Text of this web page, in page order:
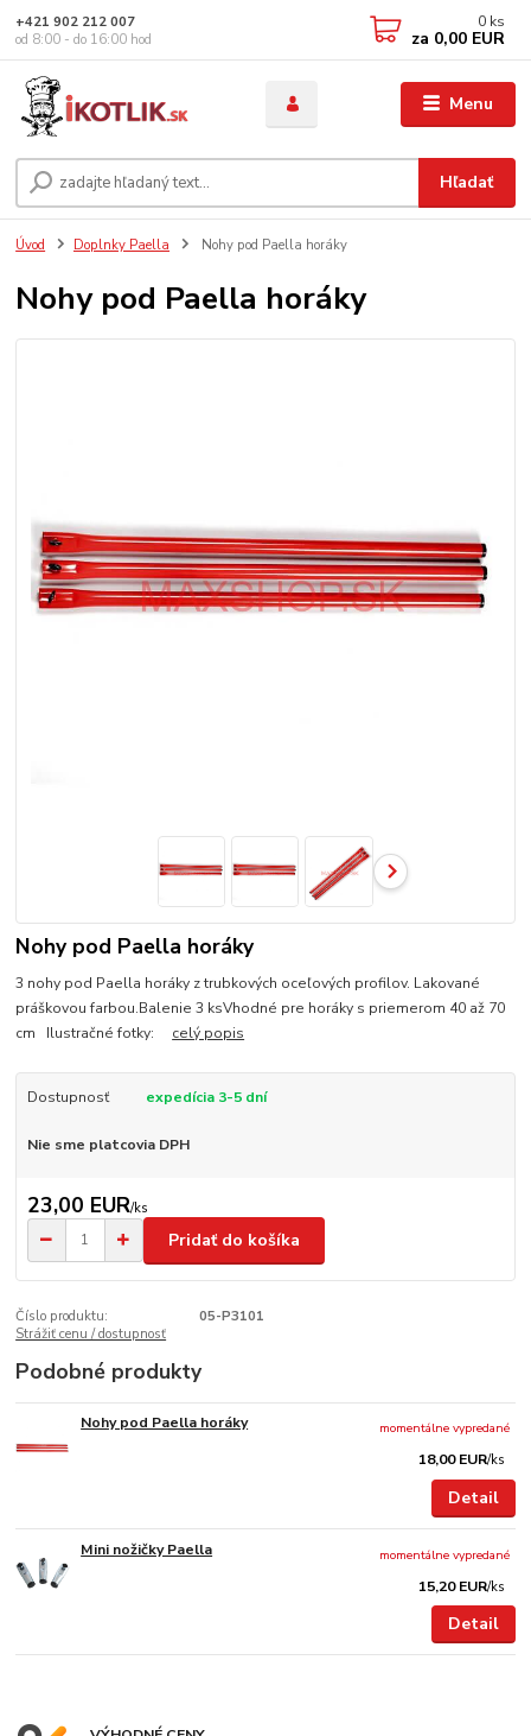
Menu
Hľadať
+421 902 212 007
od 8:00 - do 16:00 hod
0 ks
za 0,00 EUR
Úvod Doplnky Paella Nohy pod Paella horáky
Nohy pod Paella horáky
Nohy pod Paella horáky
3 nohy pod Paella horáky z trubkových oceľových profilov. Lakované
práškovou farbou.Balenie 3 ksVhodné pre horáky s priemerom 40 až 70
cm Ilustračné fotky: celý popis
Dostupnosť expedícia 3-5 dní
Nie sme platcovia DPH
23,00 EUR/ks
Pridať do košíka
Číslo produktu:
05-P3101
Strážiť cenu / dostupnosť
Podobné produkty
Nohy pod Paella horáky
18,00 EUR/ks
momentálne vypredané
Detail
Mini nožičky Paella
15,20 EUR/ks
momentálne vypredané
Detail